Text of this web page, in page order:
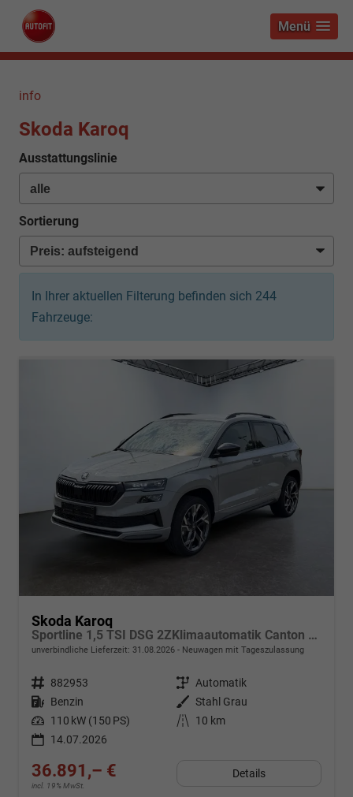
Menü
info
Skoda Karoq
Ausstattungslinie
Sortierung
In Ihrer aktuellen Filterung befinden sich 244
Fahrzeuge:
Skoda Karoq
Sportline 1,5 TSI DSG 2ZKlimaautomatik Canton Anhängerkupplung Totewinkel Assistent 2 x Einparkhilfe Kamera 19 Zoll Felgen adaptiver Tempomat 5J Garantie
unverbindliche Lieferzeit: 31.08.2026 Neuwagen mit Tageszulassung
Fahrzeugnr. 882953 Getriebe Automatik
Kraftstoff Benzin Außenfarbe Stahl Grau
Leistung 110 kW (150 PS) Kilometerstand
10 km
14.07.2026
36.891,– €
incl. 19% MwSt.
Details